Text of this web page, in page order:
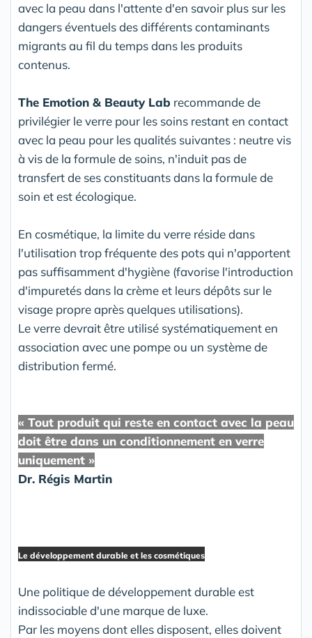
avec la peau dans l'attente d'en savoir plus sur les
dangers éventuels des différents contaminants
migrants au fil du temps dans les produits
contenus.
The Emotion & Beauty Lab recommande de
privilégier le verre pour les soins restant en contact
avec la peau pour les qualités suivantes : neutre vis
à vis de la formule de soins, n'induit pas de
transfert de ses constituants dans la formule de
soin et est écologique.
En cosmétique, la limite du verre réside dans
l'utilisation trop fréquente des pots qui n'apportent
pas suffisamment d'hygiène (favorise l'introduction
d'impuretés dans la crème et leurs dépôts sur le
visage propre après quelques utilisations).
Le verre devrait être utilisé systématiquement en
association avec une pompe ou un système de
distribution fermé.
« Tout produit qui reste en contact avec la peau
doit être dans un conditionnement en verre
uniquement »
Dr. Régis Martin
Le développement durable et les cosmétiques
Une politique de développement durable est
indissociable d'une marque de luxe.
Par les moyens dont elles disposent, elles doivent